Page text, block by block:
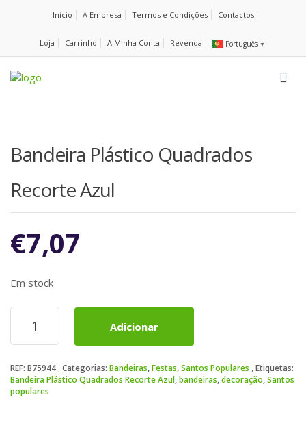
Início A Empresa Termos e Condições Contactos
Loja Carrinho A Minha Conta Revenda Português ▼
Bandeira Plástico Quadrados
Recorte Azul
€7,07
Em stock
Quantidade
Bandeira
Quadrados
Recorte
Azul
Adicionar
REF: B75944 Categorias: Bandeiras,Festas,Santos Populares Etiquetas:
Bandeira Plástico Quadrados Recorte Azul,bandeiras,decoração,Santos
populares